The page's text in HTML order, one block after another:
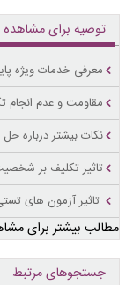
توصیه برای مشاهده
معرفی خدمات ویژه
مقاومت و عدم انجام
نکات بیشتر درباره
تاثیر تکلیف بر
تاثیر آزمون های
مطالب بیشتر برای
جستجوهای مرتبط